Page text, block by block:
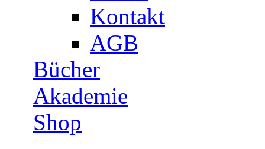
Kontakt
AGB
Bücher
Akademie
Shop